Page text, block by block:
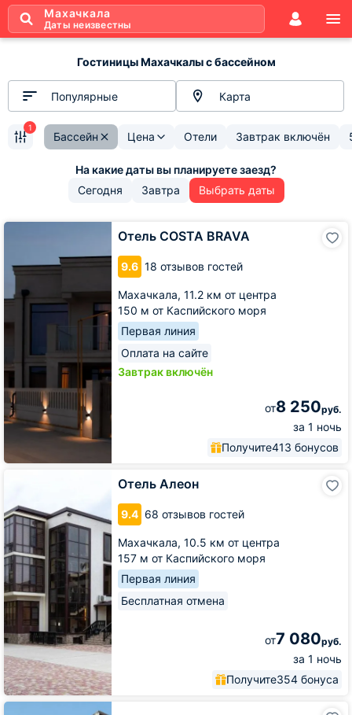
Махачкала
Даты неизвестны
Гостиницы Махачкалы с бассейном
Популярные Карта
Бассейн Цена Отели Завтрак включён
1
Сегодня Завтра Выбрать даты
Отель COSTA BRAVA
9.6 18 отзывов гостей
Махачкала, 11.2 км от центра
150 м от Каспийского моря
Первая линия
Оплата на сайте
Завтрак включён
от8 250руб.
за 1 ночь
Получите413 бонусов
Отель
Отель Алеон
9.4 68 отзывов гостей
Махачкала, 10.5 км от центра
157 м от Каспийского моря
Первая линия
Бесплатная отмена
от7 080руб.
за 1 ночь
Получите354 бонуса
Отель